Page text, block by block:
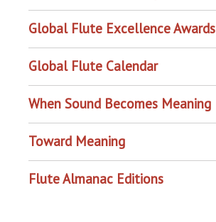
Global Flute Excellence Awards
Global Flute Calendar
When Sound Becomes Meaning
Toward Meaning
Flute Almanac Editions